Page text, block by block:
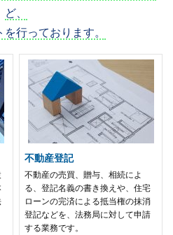
ど、
行っております。
不動産登記
不動産の売買、贈与、相続によ
る、登記名義の書き換えや、住宅
ローンの完済による抵当権の抹消
登記などを、法務局に対して申請
する業務です。